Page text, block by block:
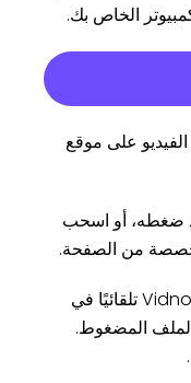
الخاص بك.
الفيديو على موقع
تريد ضغطه، أو اسحب
من الصفحة.
الخطوة 4: بعد النقر على الزر، سيبدأ Vidnoz تلقائيًا في
الملف المضغوط.